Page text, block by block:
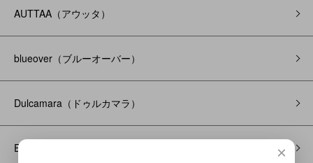
AUTTAA（アウッタ）
blueover（ブルーオーバー）
Dulcamara（ドゥルカマラ）
Edwina Horl（エドウィナ ホール） ×